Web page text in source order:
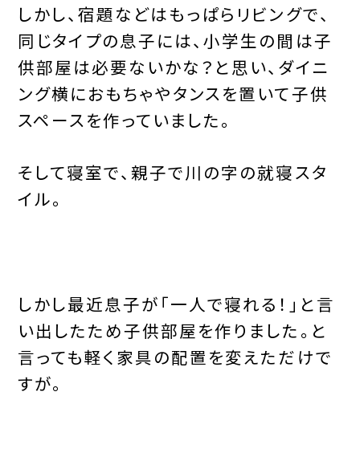
しかし、宿題などはもっぱらリビングで、
同じタイプの息子には、小学生の間は子
供部屋は必要ないかな？と思い、ダイニ
ング横におもちゃやタンスを置いて子供
スペースを作っていました。
そして寝室で、親子で川の字の就寝スタ
イル。
しかし最近息子が「一人で寝れる！」と言
い出したため子供部屋を作りました。と
言っても軽く家具の配置を変えただけで
すが。